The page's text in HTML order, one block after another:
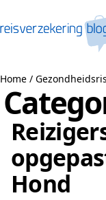
Home /
Hond